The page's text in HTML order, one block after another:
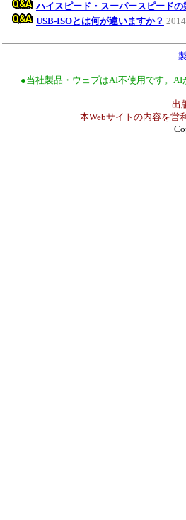
ハイスピード・スーパースピード
USB-ISOとは何が違いますか？
●当社製品・ウェブはAI不使用です。
出
本Webサイトの内容を営